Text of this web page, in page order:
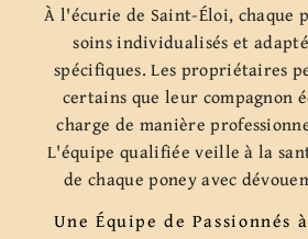
À l'écurie de Saint-Éloi, chaque
soins individualisés et
spécifiques. Les propriétaires
certains que leur compagnon
charge de manière
L'équipe qualifiée veille à la
de chaque poney avec
Une Équipe de Passionnés